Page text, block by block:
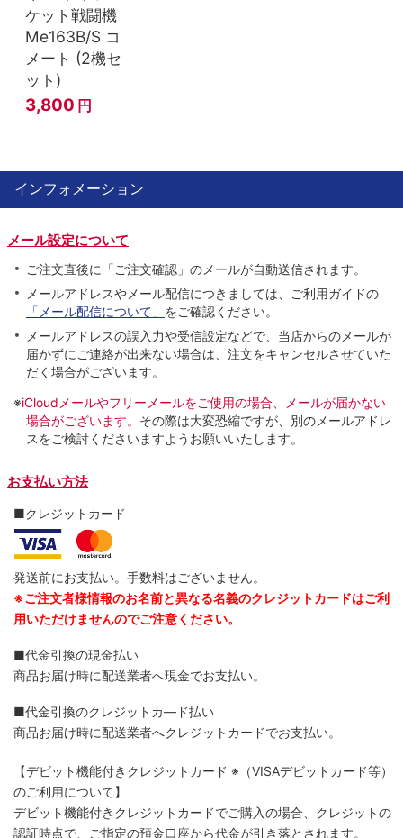
ケット戦闘機
Me163B/S コ
メート (2機セ
ット)
3,800 円
インフォメーション
メール設定について
ご注文直後に「ご注文確認」のメールが自動送信されます。
メールアドレスやメール配信につきましては、ご利用ガイドの
「メール配信について」 をご確認ください。
メールアドレスの誤入力や受信設定などで、当店からのメールが
届かずにご連絡が出来ない場合は、注文をキャンセルさせていた
だく場合がございます。
※iCloudメールやフリーメールをご使用の場合、メールが届かない
場合がございます。 その際は大変恐縮ですが、別のメールアドレ
スをご検討くださいますようお願いいたします。
お支払い方法
■クレジットカード
発送前にお支払い。手数料はございません。
※ご注文者様情報のお名前と異なる名義のクレジットカードはご利
用いただけませんのでご注意ください。
■代金引換の現金払い
商品お届け時に配送業者へ現金でお支払い。
■代金引換のクレジットカ―ド払い
商品お届け時に配送業者へクレジットカードでお支払い。
【デビット機能付きクレジットカード ※（VISAデビットカード等）
のご利用について】
デビット機能付きクレジットカードでご購入の場合、クレジットの
認証時点で、ご指定の預金口座から代金が引き落とされます。